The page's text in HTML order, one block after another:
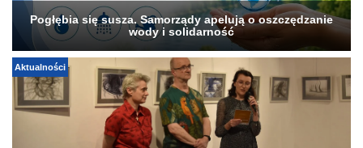
Pogłębia się susza. Samorządy apelują o oszczędzanie
wody i solidarność
Aktualności